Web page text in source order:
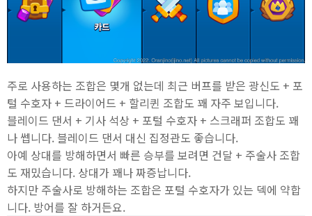
주로 사용하는 조합은 몇개 없는데 최근 버프를 받은 광신도 + 포
털 수호자 + 드라이어드 + 할리퀸 조합도 꽤 자주 보입니다.
블레이드 댄서 + 기사 석상 + 포털 수호자 + 스크래퍼 조합도 꽤
나 쎕니다. 블레이드 댄서 대신 집정관도 좋습니다.
아예 상대를 방해하면서 빠른 승부를 보려면 건달 + 주술사 조합
도 재밌습니다. 상대가 꽤나 짜증납니다.
하지만 주술사로 방해하는 조합은 포털 수호자가 있는 덱에 약합
니다. 방어를 잘 하거든요.